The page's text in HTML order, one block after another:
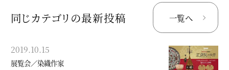
同じカテゴリの最新投稿 一覧へ
2019.10.15
展覧会／染織作家
2019.03.10
展覧会／染織作家